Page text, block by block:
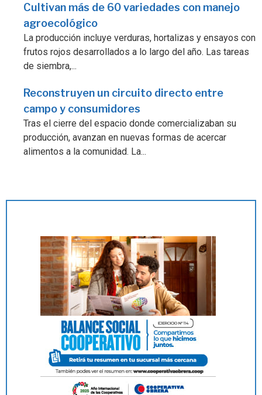
Cultivan más de 60 variedades con manejo
agroecológico
La producción incluye verduras, hortalizas y ensayos con
frutos rojos desarrollados a lo largo del año. Las tareas
de siembra,...
Reconstruyen un circuito directo entre
campo y consumidores
Tras el cierre del espacio donde comercializaban su
producción, avanzan en nuevas formas de acercar
alimentos a la comunidad. La...